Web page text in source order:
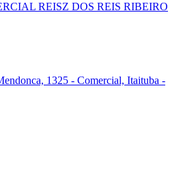
REISZ DOS REIS RIBEIRO
1325 - Comercial, Itaituba -